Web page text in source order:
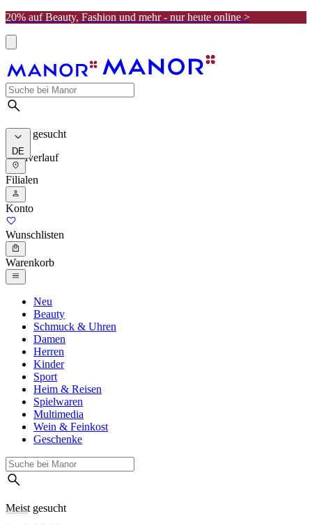
20% auf Beauty, Fashion und mehr - nur heute online >
Meist gesucht
Suchverlauf
DE
Filialen
Konto
Wunschlisten
Warenkorb
Neu
Beauty
Schmuck & Uhren
Damen
Herren
Kinder
Sport
Heim & Reisen
Spielwaren
Multimedia
Wein & Feinkost
Geschenke
Meist gesucht